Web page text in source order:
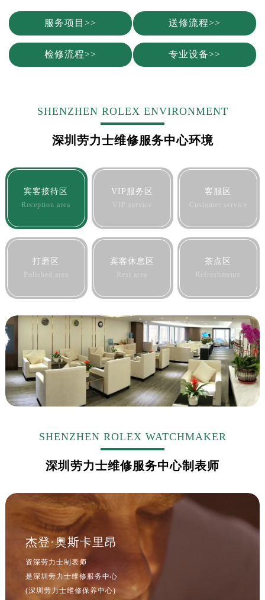
服务项目>> 送修流程>>
检修流程>> 专业设备>>
SHENZHEN ROLEX ENVIRONMENT
深圳劳力士维修服务中心环境
宾客接待区
Reception area
VIP服务区
VIP service
客服区
Customer service
打磨区
Polished area
宾客休息区
Rest area
茶点区
Refreshments
SHENZHEN ROLEX WATCHMAKER
深圳劳力士维修服务中心制表师
杰登·奥斯卡里昂
资深劳力士制表师
是深圳劳力士维修服务中心
(深圳劳力士维修保养中心)